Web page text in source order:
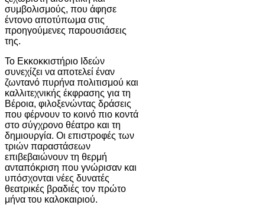
συμβολισμούς, που άφησε
έντονο αποτύπωμα στις
προηγούμενες παρουσιάσεις
της.
Το Εκκοκκιστήριο Ιδεών
συνεχίζει να αποτελεί έναν
ζωντανό πυρήνα πολιτισμού και
καλλιτεχνικής έκφρασης για τη
Βέροια, φιλοξενώντας δράσεις
που φέρνουν το κοινό πιο κοντά
στο σύγχρονο θέατρο και τη
δημιουργία. Οι επιστροφές των
τριών παραστάσεων
επιβεβαιώνουν τη θερμή
ανταπόκριση που γνώρισαν και
υπόσχονται νέες δυνατές
θεατρικές βραδιές τον πρώτο
μήνα του καλοκαιριού.